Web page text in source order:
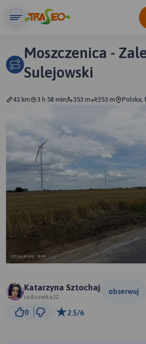
Moszczenica -
Sulejowski
41 km 3 h 58 min 353 m 353 m Polska,
Katarzyna Sztochaj
radiozetka22
obserwuj
0 2.5/6